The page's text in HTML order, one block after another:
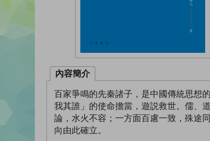
內容簡介
百家爭鳴的先秦諸子，是中國傳統思想
我其誰」的使命擔當，遊説救世。儒、
論，水火不容；一方面百慮一致，殊途
向由此確立。